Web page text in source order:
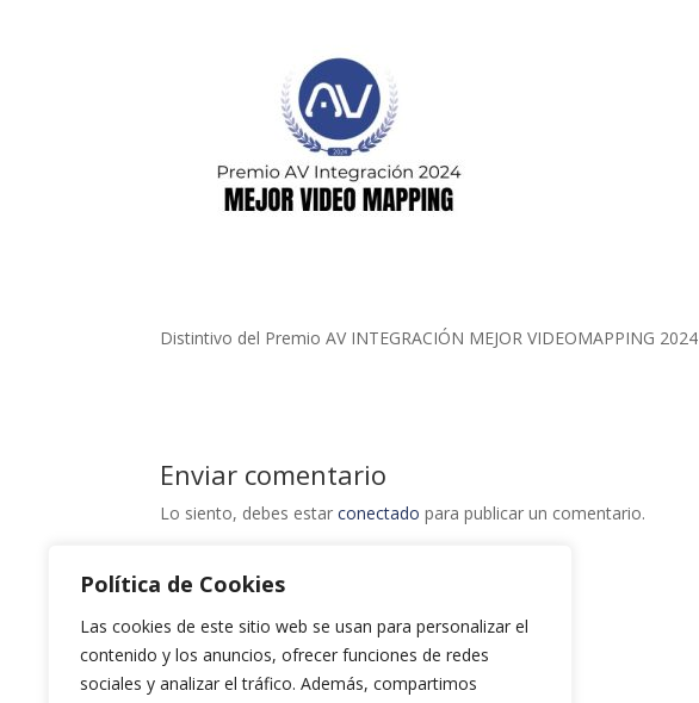
Política de Cookies
Las cookies de este sitio web se usan para personalizar el
contenido y los anuncios, ofrecer funciones de redes
sociales y analizar el tráfico. Además, compartimos
Distintivo del Premio AV INTEGRACIÓN MEJOR VIDEOMAPPING 2024
Enviar comentario
Lo siento, debes estarconectado para publicar un comentario.